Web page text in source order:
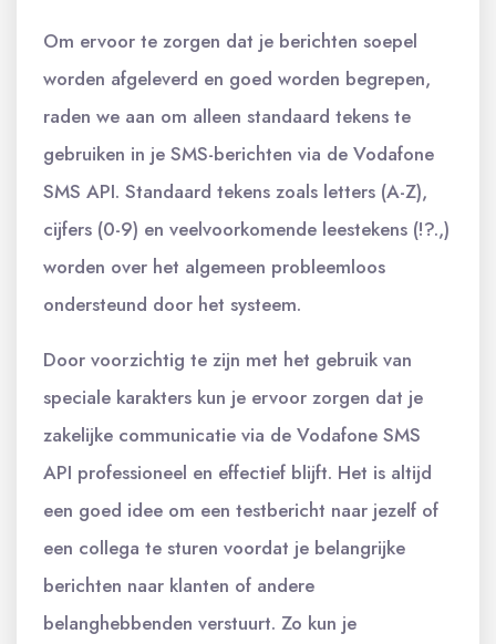
Om ervoor te zorgen dat je berichten soepel
worden afgeleverd en goed worden begrepen,
raden we aan om alleen standaard tekens te
gebruiken in je SMS-berichten via de Vodafone
SMS API. Standaard tekens zoals letters (A-Z),
cijfers (0-9) en veelvoorkomende leestekens (!?.,)
worden over het algemeen probleemloos
ondersteund door het systeem.
Door voorzichtig te zijn met het gebruik van
speciale karakters kun je ervoor zorgen dat je
zakelijke communicatie via de Vodafone SMS
API professioneel en effectief blijft. Het is altijd
een goed idee om een testbericht naar jezelf of
een collega te sturen voordat je belangrijke
berichten naar klanten of andere
belanghebbenden verstuurt. Zo kun je